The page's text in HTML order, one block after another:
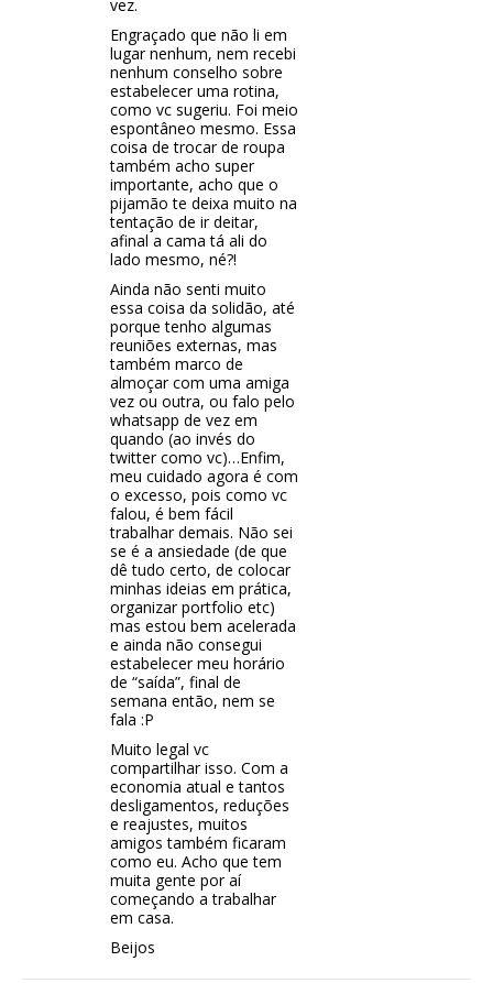
vez.
Engraçado que não li em
lugar nenhum, nem recebi
nenhum conselho sobre
estabelecer uma rotina,
como vc sugeriu. Foi meio
espontâneo mesmo. Essa
coisa de trocar de roupa
também acho super
importante, acho que o
pijamão te deixa muito na
tentação de ir deitar,
afinal a cama tá ali do
lado mesmo, né?!
Ainda não senti muito
essa coisa da solidão, até
porque tenho algumas
reuniões externas, mas
também marco de
almoçar com uma amiga
vez ou outra, ou falo pelo
whatsapp de vez em
quando (ao invés do
twitter como vc)…Enfim,
meu cuidado agora é com
o excesso, pois como vc
falou, é bem fácil
trabalhar demais. Não sei
se é a ansiedade (de que
dê tudo certo, de colocar
minhas ideias em prática,
organizar portfolio etc)
mas estou bem acelerada
e ainda não consegui
estabelecer meu horário
de “saída”, final de
semana então, nem se
fala :P
Muito legal vc
compartilhar isso. Com a
economia atual e tantos
desligamentos, reduções
e reajustes, muitos
amigos também ficaram
como eu. Acho que tem
muita gente por aí
começando a trabalhar
em casa.
Beijos